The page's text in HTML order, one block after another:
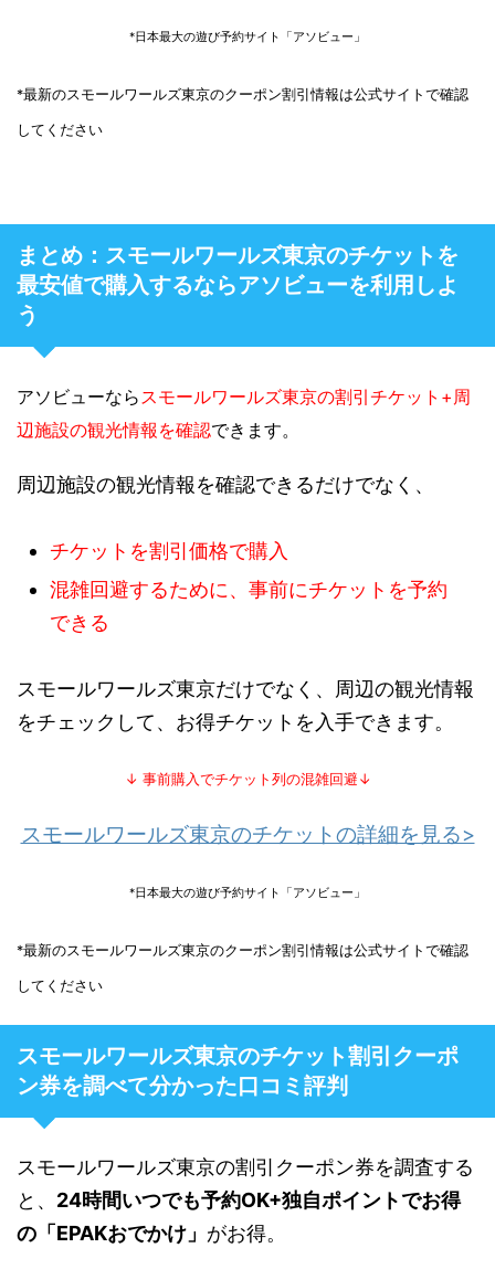
*日本最大の遊び予約サイト「アソビュー」
*最新のスモールワールズ東京のクーポン割引情報は公式サイトで確認
してください
まとめ：スモールワールズ東京のチケットを
最安値で購入するならアソビューを利用しよ
う
アソビューなら スモールワールズ東京の割引チケット+周
辺施設の観光情報を確認できます。
周辺施設の観光情報を確認できるだけでなく、
チケットを割引価格で購入
混雑回避するために、事前にチケットを予約
できる
スモールワールズ東京だけでなく、周辺の観光情報
をチェックして、お得チケットを入手できます。
↓ 事前購入でチケット列の混雑回避↓
スモールワールズ東京のチケットの詳細を見る>
*日本最大の遊び予約サイト「アソビュー」
*最新のスモールワールズ東京のクーポン割引情報は公式サイトで確認
してください
スモールワールズ東京のチケット割引クーポ
ン券を調べて分かった口コミ評判
スモールワールズ東京の割引クーポン券を調査する
と、 24時間いつでも予約OK+独自ポイントでお得
の「EPAKおでかけ」 がお得。